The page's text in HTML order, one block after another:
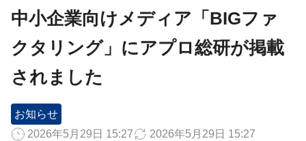
中小企業向けメディア「BIGファ
クタリング」にアプロ総研が掲載
されました
お知らせ
2026年5月29日 15:27
2026年5月29日 15:27